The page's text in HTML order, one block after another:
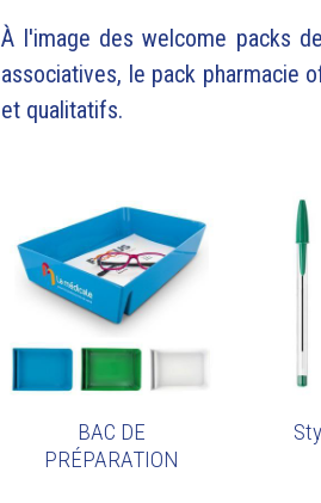
À l'image des welcome packs
associatives, le pack pharmacie
et qualitatifs.
BAC DE
PRÉPARATION